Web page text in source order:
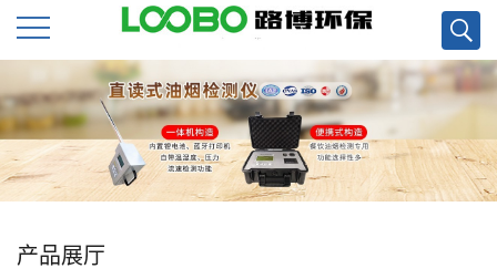
公
司
首
页
产品展厅